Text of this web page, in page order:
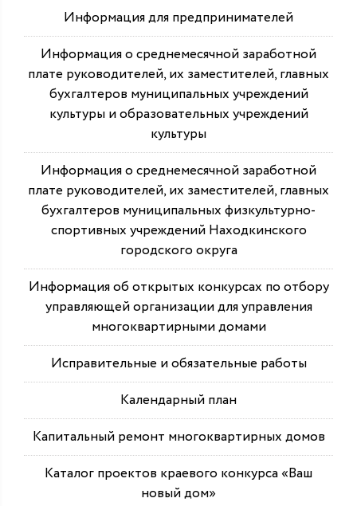
Информация для предпринимателей
Информация о среднемесячной заработной
плате руководителей, их заместителей, главных
бухгалтеров муниципальных учреждений
культуры и образовательных учреждений
культуры
Информация о среднемесячной заработной
плате руководителей, их заместителей, главных
бухгалтеров муниципальных физкультурно-
спортивных учреждений Находкинского
городского округа
Информация об открытых конкурсах по отбору
управляющей организации для управления
многоквартирными домами
Исправительные и обязательные работы
Календарный план
Капитальный ремонт многоквартирных домов
Каталог проектов краевого конкурса «Ваш
новый дом»